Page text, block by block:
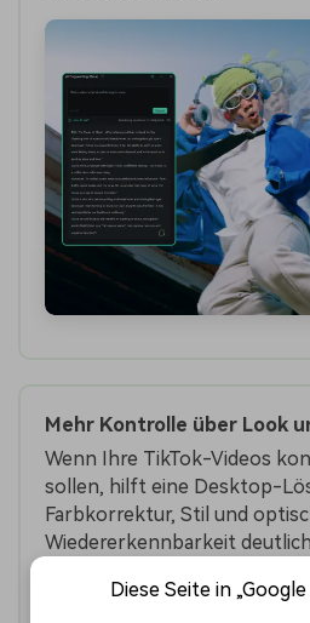
Mehr Kontrolle über Look
Wenn Ihre TikTok-Videos
sollen, hilft eine Desktop-
Farbkorrektur, Stil und
Wiedererkennbarkeit
Diese Seite in